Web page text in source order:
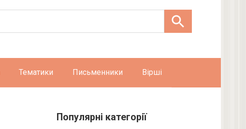
Тематики Письменники Вірші
Популярні категорії